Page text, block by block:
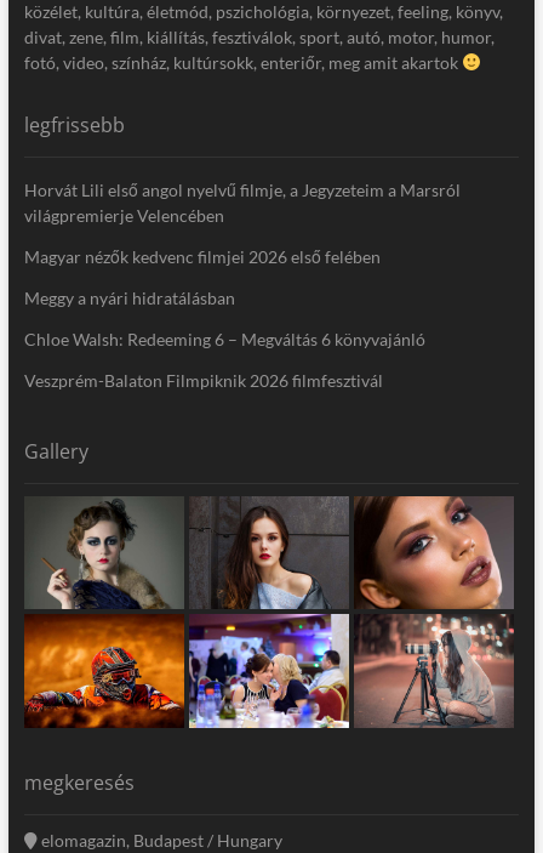
közélet, kultúra, életmód, pszichológia, környezet, feeling, könyv,
divat, zene, film, kiállítás, fesztiválok, sport, autó, motor, humor,
fotó, video, színház, kultúrsokk, enteriőr, meg amit akartok
legfrissebb
Horvát Lili első angol nyelvű filmje, a Jegyzeteim a Marsról
világpremierje Velencében
Magyar nézők kedvenc filmjei 2026 első felében
Meggy a nyári hidratálásban
Chloe Walsh: Redeeming 6 – Megváltás 6 könyvajánló
Veszprém-Balaton Filmpiknik 2026 filmfesztivál
Gallery
megkeresés
elomagazin, Budapest / Hungary